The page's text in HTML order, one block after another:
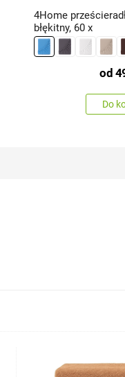
4Home
błękitny, 60 x
od
Do